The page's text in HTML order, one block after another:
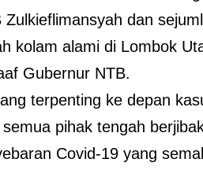
Zulkieflimansyah dan
kolam alami di Lombok
Gubernur NTB.
terpenting ke depan
pihak tengah
Covid-19 yang